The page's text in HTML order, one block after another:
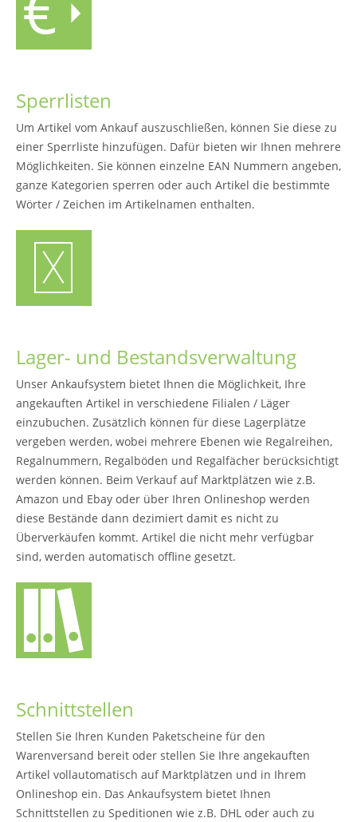
Sperrlisten
Um Artikel vom Ankauf auszuschließen, können Sie diese zu
einer Sperrliste hinzufügen. Dafür bieten wir Ihnen mehrere
Möglichkeiten. Sie können einzelne EAN Nummern angeben,
ganze Kategorien sperren oder auch Artikel die bestimmte
Wörter / Zeichen im Artikelnamen enthalten.
Lager- und Bestandsverwaltung
Unser Ankaufsystem bietet Ihnen die Möglichkeit, Ihre
angekauften Artikel in verschiedene Filialen / Läger
einzubuchen. Zusätzlich können für diese Lagerplätze
vergeben werden, wobei mehrere Ebenen wie Regalreihen,
Regalnummern, Regalböden und Regalfächer berücksichtigt
werden können. Beim Verkauf auf Marktplätzen wie z.B.
Amazon und Ebay oder über Ihren Onlineshop werden
diese Bestände dann dezimiert damit es nicht zu
Überverkäufen kommt. Artikel die nicht mehr verfügbar
sind, werden automatisch offline gesetzt.
Schnittstellen
Stellen Sie Ihren Kunden Paketscheine für den
Warenversand bereit oder stellen Sie Ihre angekauften
Artikel vollautomatisch auf Marktplätzen und in Ihrem
Onlineshop ein. Das Ankaufsystem bietet Ihnen
Schnittstellen zu Speditionen wie z.B. DHL oder auch zu